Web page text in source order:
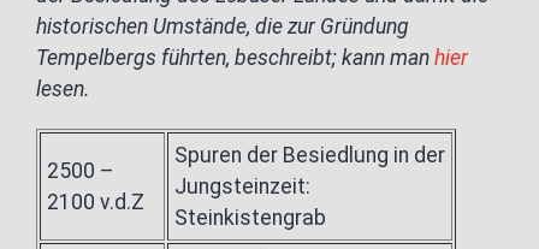
historischen Umstände, die zur Gründung
Tempelbergs führten, beschreibt; kann man hier
lesen.
2500 –
2100 v.d.Z
Spuren der Besiedlung in der
Jungsteinzeit:
Steinkistengrab